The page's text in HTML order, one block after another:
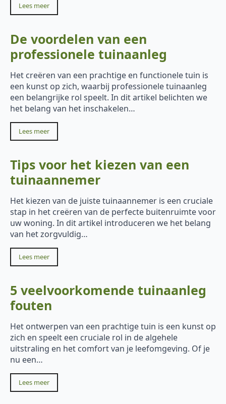
Lees meer
De voordelen van een
professionele tuinaanleg
Het creëren van een prachtige en functionele tuin is
een kunst op zich, waarbij professionele tuinaanleg
een belangrijke rol speelt. In dit artikel belichten we
het belang van het inschakelen…
Lees meer
Tips voor het kiezen van een
tuinaannemer
Het kiezen van de juiste tuinaannemer is een cruciale
stap in het creëren van de perfecte buitenruimte voor
uw woning. In dit artikel introduceren we het belang
van het zorgvuldig…
Lees meer
5 veelvoorkomende tuinaanleg
fouten
Het ontwerpen van een prachtige tuin is een kunst op
zich en speelt een cruciale rol in de algehele
uitstraling en het comfort van je leefomgeving. Of je
nu een…
Lees meer